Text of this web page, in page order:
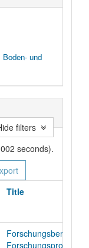
Boden- und
seconds).
Title
Forschungsbericht
Forschungsprojekt